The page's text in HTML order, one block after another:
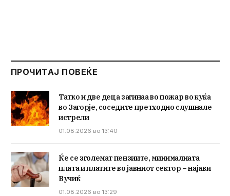
ПРОЧИТАЈ ПОВЕЌЕ
Татко и две деца загинаа во пожар во куќа
во Загорје, соседите претходно слушнале
истрели
01.08.2026 во 13:40
Ќе се зголемат пензиите, минималната
плата и платите во јавниот сектор – најави
Вучиќ
01.08.2026 во 13:29